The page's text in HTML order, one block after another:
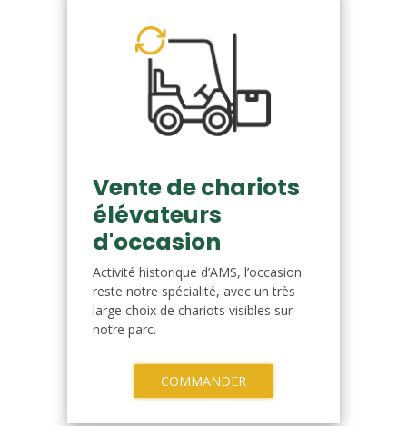
Vente de chariots
élévateurs
d'occasion
Activité historique d’AMS, l’occasion
reste notre spécialité, avec un très
large choix de chariots visibles sur
notre parc.
COMMANDER